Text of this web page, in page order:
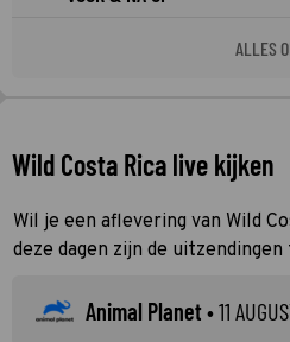
ALLES
Wild Costa Rica live kijken
Wil je een aflevering van Wild
deze dagen zijn de
Animal Planet•11